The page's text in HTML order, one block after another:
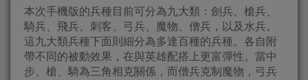
本次手機版的兵種目前可分為九大類：劍兵、槍兵、
騎兵、飛兵、刺客、弓兵、魔物、僧兵，以及水兵。
這九大類兵種下面則細分為多達百種的兵種。各自附
帶不同的被動效果，在與英雄配搭上更富彈性。當中
步、槍、騎為三角相克關係，而僧兵克制魔物，弓兵